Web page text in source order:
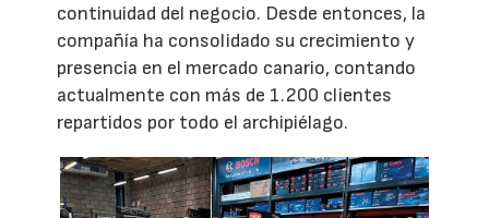
continuidad del negocio. Desde entonces, la
compañía ha consolidado su crecimiento y
presencia en el mercado canario, contando
actualmente con más de 1.200 clientes
repartidos por todo el archipiélago.